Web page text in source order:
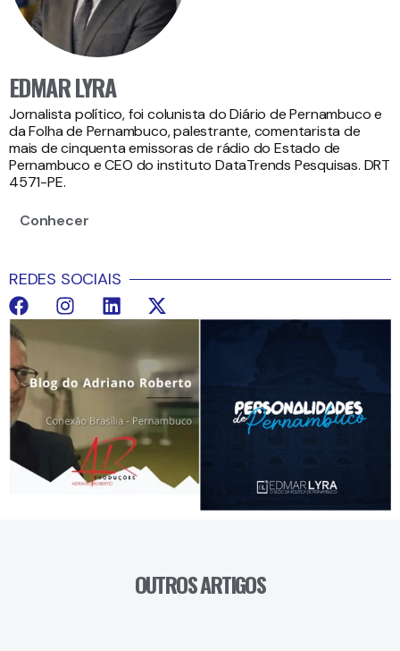
EDMAR LYRA
Jornalista político, foi colunista do Diário de Pernambuco e
da Folha de Pernambuco, palestrante, comentarista de
mais de cinquenta emissoras de rádio do Estado de
Pernambuco e CEO do instituto DataTrends Pesquisas. DRT
4571-PE.
Conhecer
REDES SOCIAIS
OUTROS ARTIGOS